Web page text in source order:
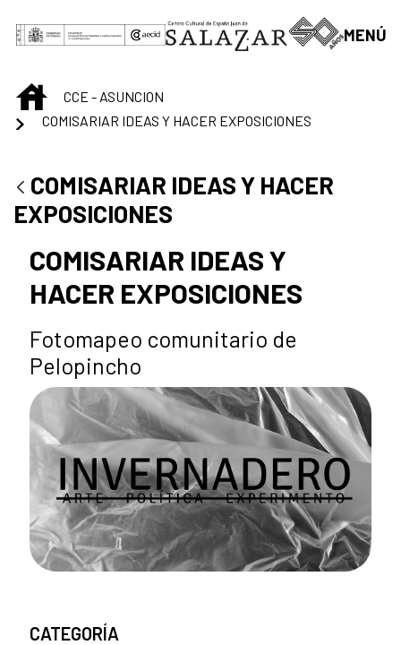
Saltar al contenido principal
MENÚ
INICIOCCE - ASUNCION
COMISARIAR IDEAS Y HACER EXPOSICIONES
COMISARIAR IDEAS Y HACER
EXPOSICIONES
COMISARIAR IDEAS Y
HACER EXPOSICIONES
Fotomapeo comunitario de
Pelopincho
CATEGORÍA